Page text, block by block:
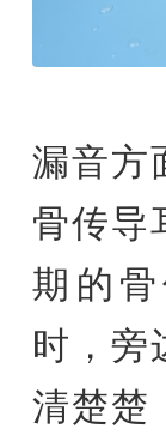
漏音方
骨传导
期的
时，旁
清楚楚